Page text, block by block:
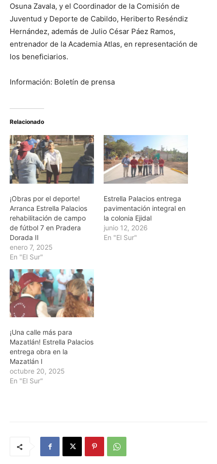
Osuna Zavala, y el Coordinador de la Comisión de
Juventud y Deporte de Cabildo, Heriberto Reséndiz
Hernández, además de Julio César Páez Ramos,
entrenador de la Academia Atlas, en representación de
los beneficiarios.
Información: Boletín de prensa
Relacionado
¡Obras por el deporte!
Arranca Estrella Palacios
rehabilitación de campo
de fútbol 7 en Pradera
Dorada II
enero 7, 2025
En "El Sur"
Estrella Palacios entrega
pavimentación integral en
la colonia Ejidal
junio 12, 2026
En "El Sur"
¡Una calle más para
Mazatlán! Estrella Palacios
entrega obra en la
Mazatlán I
octubre 20, 2025
En "El Sur"